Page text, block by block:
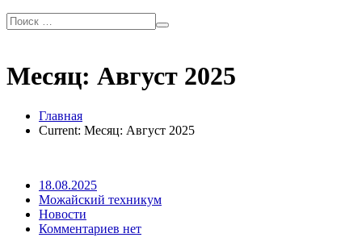
Месяц: Август 2025
Главная
Current: Месяц: Август 2025
18.08.2025
Можайский техникум
Новости
Комментариев нет